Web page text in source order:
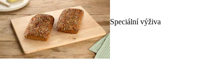
Speciální výživa